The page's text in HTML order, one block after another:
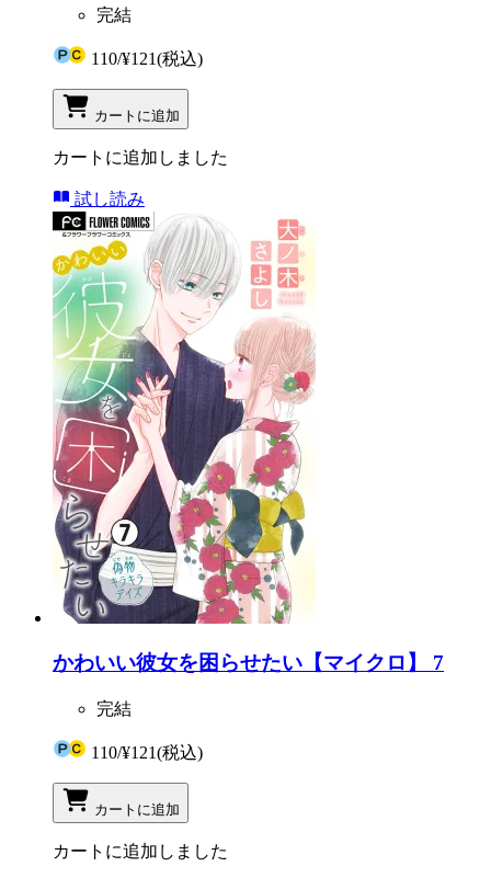
完結
110/¥121(税込)
カートに追加
カートに追加しました
試し読み
かわいい彼女を困らせたい【マイクロ】 7
完結
110/¥121(税込)
カートに追加
カートに追加しました